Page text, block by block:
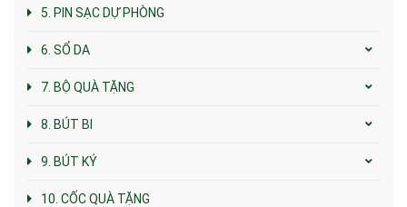
5. PIN SẠC DỰ PHÒNG
6. SỔ DA
7. BỘ QUÀ TẶNG
8. BÚT BI
9. BÚT KÝ
10. CỐC QUÀ TẶNG